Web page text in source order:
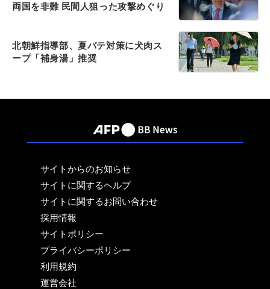
両国を非難 民間人狙った攻撃めぐり
北朝鮮指導部、夏バテ対策に犬肉ス
ープ「補身湯」推奨
サイトからのお知らせ
サイトに関するヘルプ
サイトに関するお問い合わせ
採用情報
サイトポリシー
プライバシーポリシー
利用規約
運営会社